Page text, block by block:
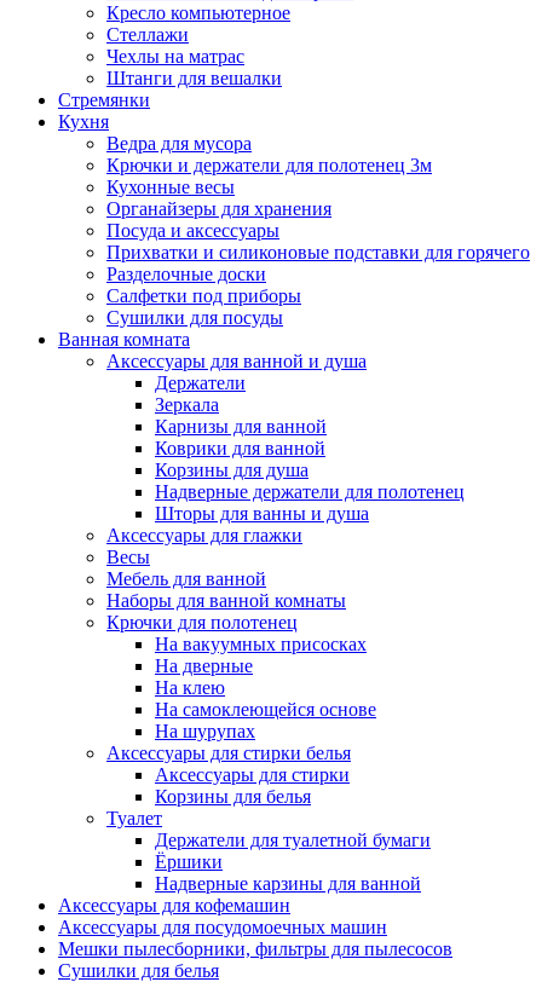
Кресло компьютерное
Стеллажи
Чехлы на матрас
Штанги для вешалки
Стремянки
Кухня
Ведра для мусора
Крючки и держатели для полотенец 3м
Кухонные весы
Органайзеры для хранения
Посуда и аксессуары
Прихватки и силиконовые подставки для горячего
Разделочные доски
Салфетки под приборы
Сушилки для посуды
Ванная комната
Аксессуары для ванной и душа
Держатели
Зеркала
Карнизы для ванной
Коврики для ванной
Корзины для душа
Надверные держатели для полотенец
Шторы для ванны и душа
Аксессуары для глажки
Весы
Мебель для ванной
Наборы для ванной комнаты
Крючки для полотенец
На вакуумных присосках
На дверные
На клею
На самоклеющейся основе
На шурупах
Аксессуары для стирки белья
Аксессуары для стирки
Корзины для белья
Туалет
Держатели для туалетной бумаги
Ёршики
Надверные карзины для ванной
Аксессуары для кофемашин
Аксессуары для посудомоечных машин
Мешки пылесборники, фильтры для пылесосов
Сушилки для белья